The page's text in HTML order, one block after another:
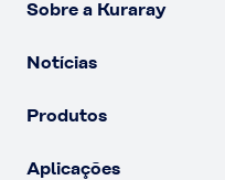
Sobre a Kuraray
Notícias
Produtos
Aplicações